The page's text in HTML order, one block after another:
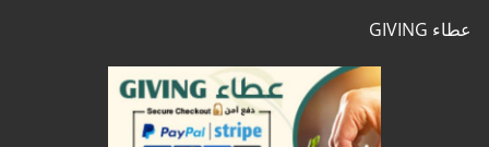
عطاء GIVING